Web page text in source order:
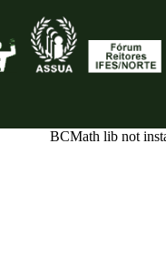
BCMath lib not